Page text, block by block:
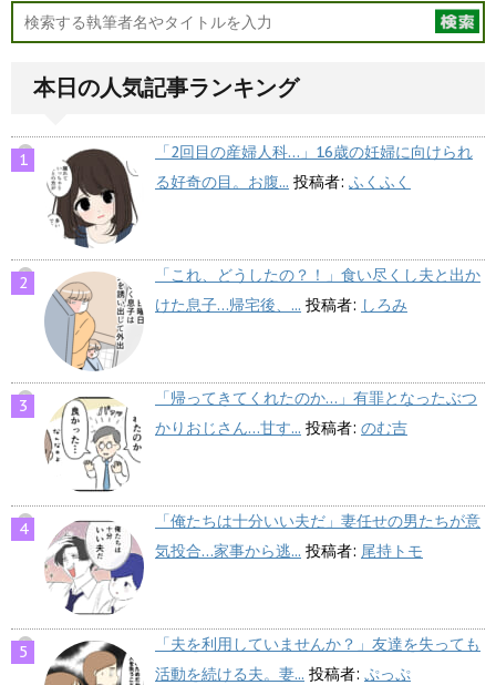
本日の人気記事ランキング
「2回目の産婦人科…」16歳の妊婦に向けられ
る好奇の目。お腹... 投稿者: ふくふく
「これ、どうしたの？！」食い尽くし夫と出か
けた息子…帰宅後、... 投稿者: しろみ
「帰ってきてくれたのか…」有罪となったぶつ
かりおじさん…甘す... 投稿者: のむ吉
「俺たちは十分いい夫だ」妻任せの男たちが意
気投合…家事から逃... 投稿者: 尾持トモ
「夫を利用していませんか？」友達を失っても
活動を続ける夫。妻... 投稿者: ぷっぷ